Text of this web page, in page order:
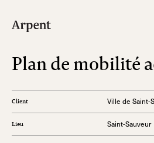
Plan de mobilité
Client Ville de Saint-
Lieu Saint-Sauveur